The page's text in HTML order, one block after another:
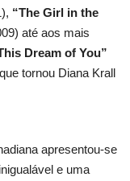
“The Girl in the
até aos mais
Dream of You”
tornou Diana Krall
apresentou-se
e uma